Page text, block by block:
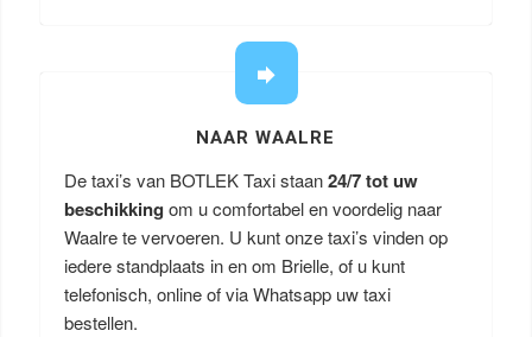
NAAR WAALRE
De taxi’s van BOTLEK Taxi staan24/7 tot uw
beschikking om u comfortabel en voordelig naar
Waalre te vervoeren. U kunt onze taxi’s vinden op
iedere standplaats in en om Brielle, of u kunt
telefonisch, online of via Whatsapp uw taxi
bestellen.